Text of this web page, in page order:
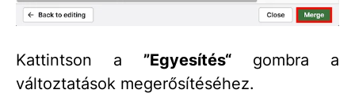
Kattintson a ”Egyesítés“ gombra a
változtatások megerősítéséhez.